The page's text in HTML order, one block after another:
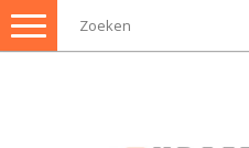
Toggle
navigation